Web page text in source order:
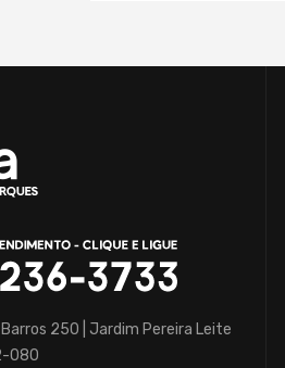
250 | Jardim Pereira Leite
080